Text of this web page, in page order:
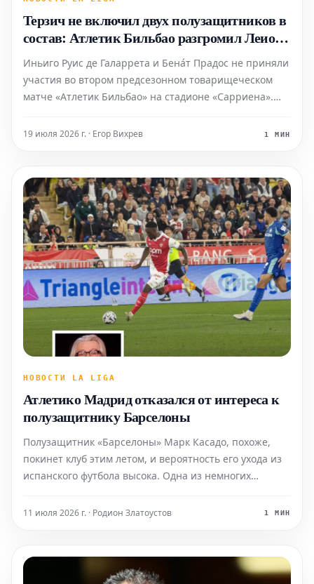
Терзич не включил двух полузащитников в
состав: Атлетик Бильбао разгромил Леиоа
11:0
Иньиго Руис де Галаррета и Бена́т Прадос не приняли
участия во втором предсезонном товарищеческом
матче «Атлетик Бильбао» на стадионе «Сарриена».
но ни одному из этих полузащитников не было
19 июля 2026 г. · Егор Вихрев 1 МИН
НОВОСТИ LA LIGA
Атлетико Мадрид отказался от интереса к
полузащитнику Барселоны
Полузащитник «Барселоны» Марк Касадо, похоже,
покинет клуб этим летом, и вероятность его ухода из
испанского футбола высока. Одна из немногих
решила отказаться от своего интереса. 22-летний
11 июля 2026 г. · Родион Златоустов 1 МИН